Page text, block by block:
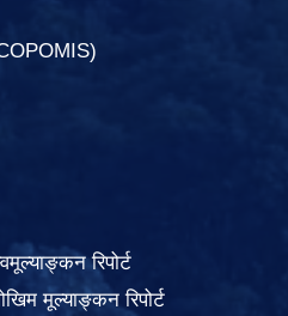
रिपोर्ट
मूल्याङ्कन रिपोर्ट